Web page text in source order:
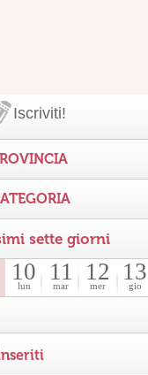
Iscriviti!
sette giorni
10
lun
11
mar
12
mer
13
gio